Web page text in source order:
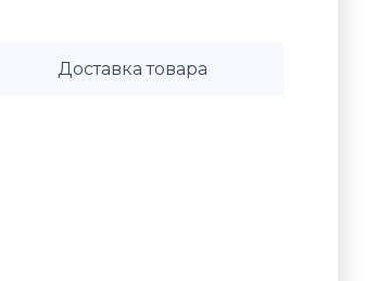
Доставка товара